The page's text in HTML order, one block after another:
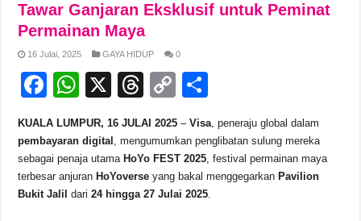
Tawar Ganjaran Eksklusif untuk Peminat
Permainan Maya
16 Julai, 2025 GAYA HIDUP 0
F
c
e
b
W
at
s
A
X
T
e
a
d
C
p
y
Li
ar
e
KUALA LUMPUR, 16 JULAI 2025 –Visa, peneraju global dalam
pembayaran digital , mengumumkan penglibatan sulung mereka
sebagai penaja utama HoYo FEST 2025, festival permainan maya
terbesar anjuran HoYoverse yang bakal menggegarkan Pavilion
Bukit Jalil dari24 hingga 27 Julai 2025.